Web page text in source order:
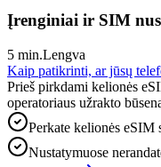
Įrenginiai ir SIM
5 min.Lengva
Kaip patikrinti, ar jūsų
Prieš pirkdami kelionės
operatoriaus užrakto
Perkate kelionės eSIM
Nustatymuose